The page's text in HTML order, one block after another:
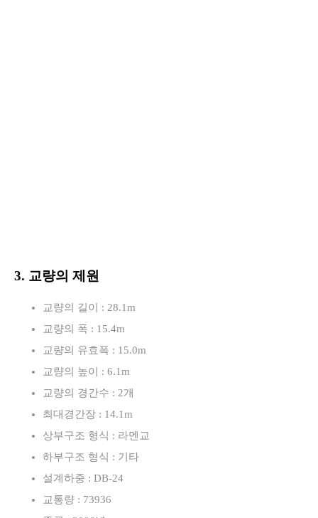
3. 교량의 제원
교량의 길이 : 28.1m
교량의 폭 : 15.4m
교량의 유효폭 : 15.0m
교량의 높이 : 6.1m
교량의 경간수 : 2개
최대경간장 : 14.1m
상부구조 형식 : 라멘교
하부구조 형식 : 기타
설계하중 : DB-24
교통량 : 73936